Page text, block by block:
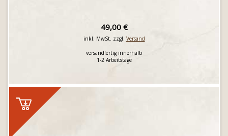
49,00 €
inkl. MwSt. zzgl. Versand
versandfertig innerhalb
1-2 Arbeitstage